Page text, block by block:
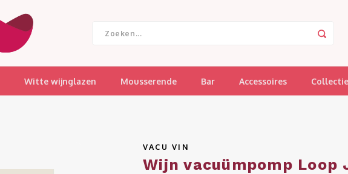
Witte wijnglazen Mousserende Bar Accessoires
VACU VIN
Wijn vacuümpomp Loop